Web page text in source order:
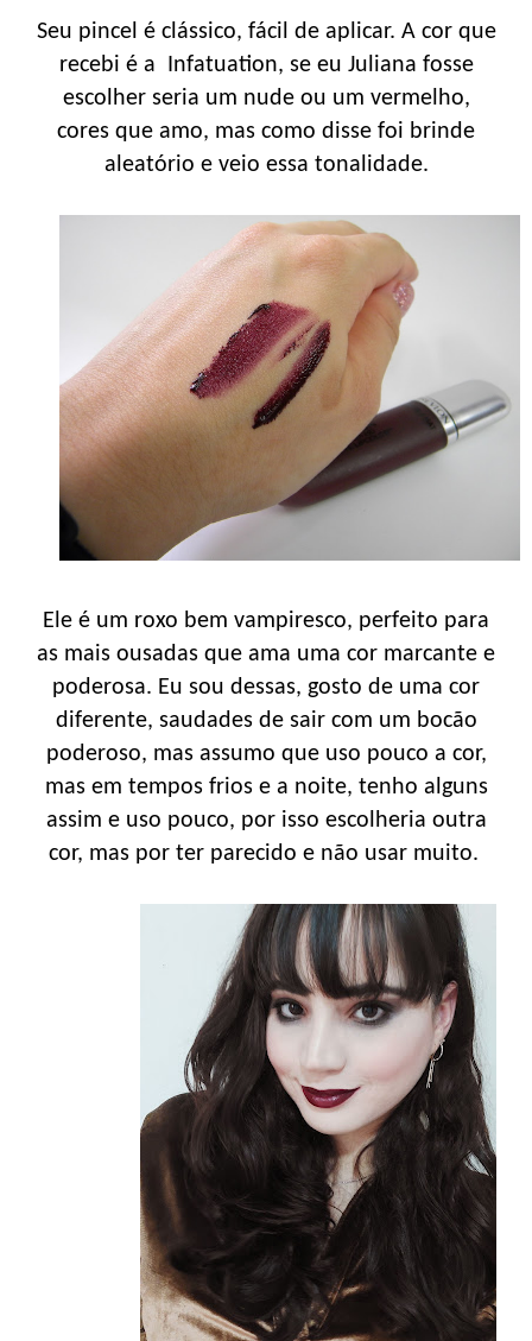
Seu pincel é clássico, fácil de aplicar. A cor que
recebi é a Infatuation, se eu Juliana fosse
escolher seria um nude ou um vermelho,
cores que amo, mas como disse foi brinde
aleatório e veio essa tonalidade.
Ele é um roxo bem vampiresco, perfeito para
as mais ousadas que ama uma cor marcante e
poderosa. Eu sou dessas, gosto de uma cor
diferente, saudades de sair com um bocão
poderoso, mas assumo que uso pouco a cor,
mas em tempos frios e a noite, tenho alguns
assim e uso pouco, por isso escolheria outra
cor, mas por ter parecido e não usar muito.